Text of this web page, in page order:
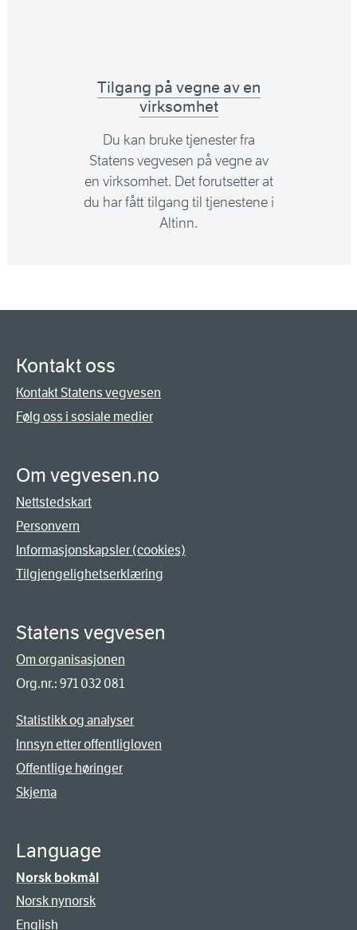
Tilgang på vegne av en
virksomhet
Du kan bruke tjenester fra
Statens vegvesen på vegne av
en virksomhet. Det forutsetter at
du har fått tilgang til tjenestene i
Altinn.
Kontakt oss
Kontakt Statens vegvesen
Følg oss i sosiale medier
Om vegvesen.no
Nettstedskart
Personvern
Informasjonskapsler (cookies)
Tilgjengelighetserklæring
Statens vegvesen
Om organisasjonen
Org.nr.: 971 032 081
Statistikk og analyser
Innsyn etter offentligloven
Offentlige høringer
Skjema
Language
Norsk bokmål
Norsk nynorsk
English